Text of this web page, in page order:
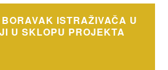
ISTRAŽIVAČA U
U SKLOPU PROJEKTA